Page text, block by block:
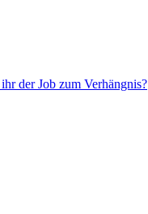
der Job zum Verhängnis?